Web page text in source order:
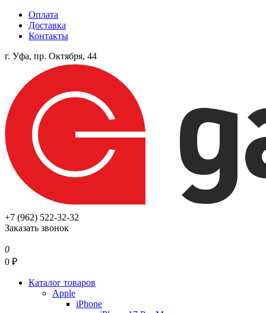
Оплата
Доставка
Контакты
г. Уфа, пр. Октября, 44
+7 (962) 522-32-32
Заказать звонок
0
0 ₽
Каталог товаров
Apple
iPhone